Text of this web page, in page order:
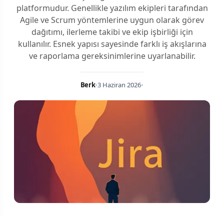
platformudur. Genellikle yazılım ekipleri tarafından
Agile ve Scrum yöntemlerine uygun olarak görev
dağıtımı, ilerleme takibi ve ekip işbirliği için
kullanılır. Esnek yapısı sayesinde farklı iş akışlarına
ve raporlama gereksinimlerine uyarlanabilir.
Berk•3 Haziran 2026•